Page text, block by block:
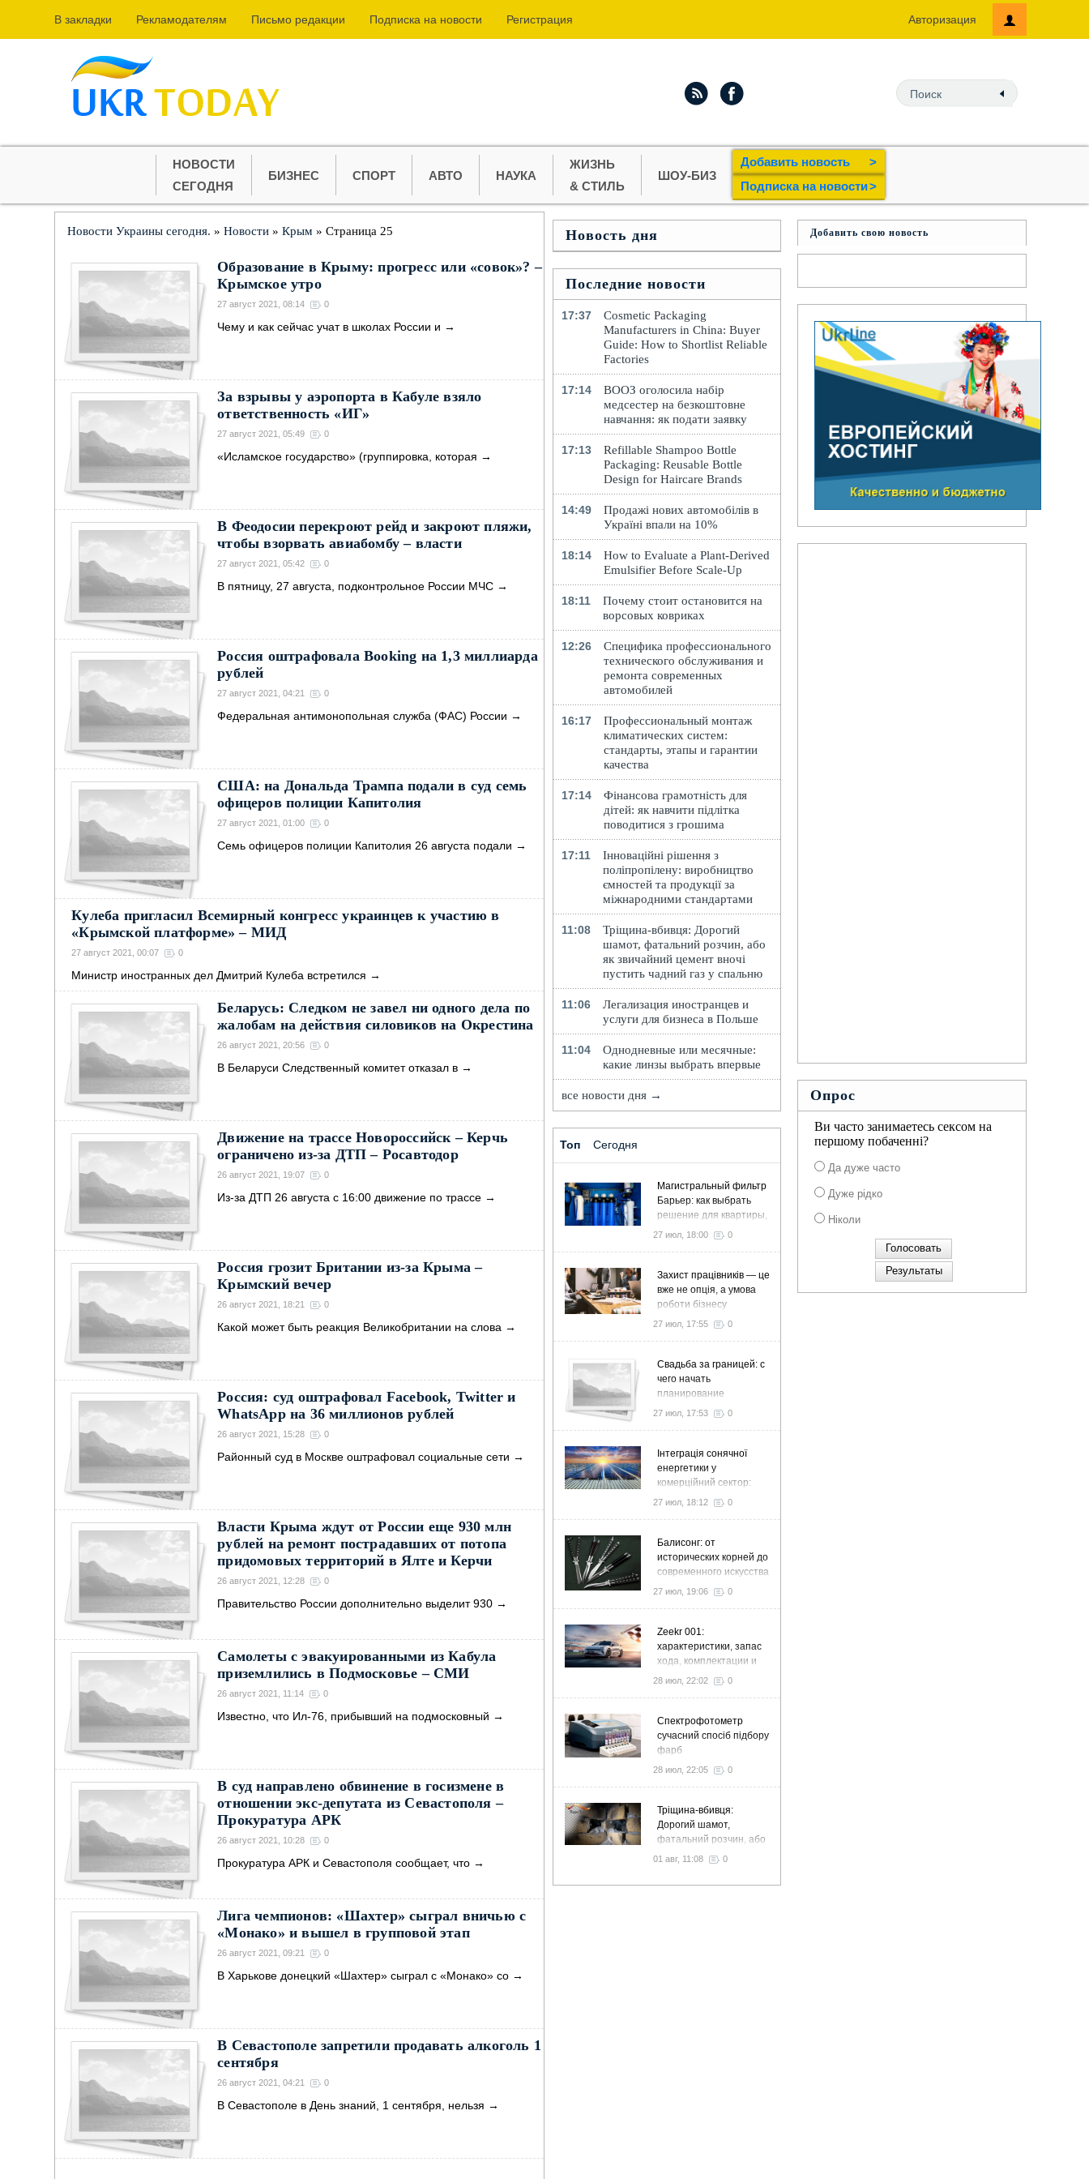
В закладки Рекламодателям Письмо редакции Подпиcка на новости Регистрация Авторизация
НОВОСТИ
СЕГОДНЯ
БИЗНЕС СПОРТ АВТО НАУКА
ЖИЗНЬ
& СТИЛЬ
ШОУ-БИЗ
Добавить новость
>
Подпиcка на новости>
Новости Украины сегодня. »Новости »Крым » Страница 25
Образование в Крыму: прогресс или «совок»? –
Крымское утро
27 август 2021, 08:14 0
Чему и как сейчас учат в школах России и →
За взрывы у аэропорта в Кабуле взяло
ответственность «ИГ»
27 август 2021, 05:49 0
«Исламское государство» (группировка, которая →
В Феодосии перекроют рейд и закроют пляжи,
чтобы взорвать авиабомбу – власти
27 август 2021, 05:42 0
В пятницу, 27 августа, подконтрольное России МЧС →
Россия оштрафовала Booking на 1,3 миллиарда
рублей
27 август 2021, 04:21 0
Федеральная антимонопольная служба (ФАС) России →
США: на Дональда Трампа подали в суд семь
офицеров полиции Капитолия
27 август 2021, 01:00 0
Семь офицеров полиции Капитолия 26 августа подали →
Кулеба пригласил Всемирный конгресс украинцев к участию в
«Крымской платформе» – МИД
27 август 2021, 00:07 0
Министр иностранных дел Дмитрий Кулеба встретился →
Беларусь: Следком не завел ни одного дела по
жалобам на действия силовиков на Окрестина
26 август 2021, 20:56 0
В Беларуси Следственный комитет отказал в →
Движение на трассе Новороссийск – Керчь
ограничено из-за ДТП – Росавтодор
26 август 2021, 19:07 0
Из-за ДТП 26 августа с 16:00 движение по трассе →
Россия грозит Британии из-за Крыма –
Крымский вечер
26 август 2021, 18:21 0
Какой может быть реакция Великобритании на слова →
Россия: суд оштрафовал Facebook, Twitter и
WhatsApp на 36 миллионов рублей
26 август 2021, 15:28 0
Районный суд в Москве оштрафовал социальные сети →
Власти Крыма ждут от России еще 930 млн
рублей на ремонт пострадавших от потопа
придомовых территорий в Ялте и Керчи
26 август 2021, 12:28 0
Правительство России дополнительно выделит 930 →
Самолеты с эвакуированными из Кабула
приземлились в Подмосковье – СМИ
26 август 2021, 11:14 0
Известно, что Ил-76, прибывший на подмосковный →
В суд направлено обвинение в госизмене в
отношении экс-депутата из Севастополя –
Прокуратура АРК
26 август 2021, 10:28 0
Прокуратура АРК и Севастополя сообщает, что →
Лига чемпионов: «Шахтер» сыграл вничью с
«Монако» и вышел в групповой этап
26 август 2021, 09:21 0
В Харькове донецкий «Шахтер» сыграл с «Монако» со →
В Севастополе запретили продавать алкоголь 1
сентября
26 август 2021, 04:21 0
В Севастополе в День знаний, 1 сентября, нельзя →
Новость дня
Последние новости
17:37
Cosmetic Packaging
Manufacturers in China: Buyer
Guide: How to Shortlist Reliable
Factories
17:14
ВООЗ оголосила набір
медсестер на безкоштовне
навчання: як подати заявку
17:13
Refillable Shampoo Bottle
Packaging: Reusable Bottle
Design for Haircare Brands
14:49
Продажі нових автомобілів в
Україні впали на 10%
18:14
How to Evaluate a Plant-Derived
Emulsifier Before Scale-Up
18:11
Почему стоит остановится на
ворсовых ковриках
12:26
Специфика профессионального
технического обслуживания и
ремонта современных
автомобилей
16:17
Профессиональный монтаж
климатических систем:
стандарты, этапы и гарантии
качества
17:14
Фінансова грамотність для
дітей: як навчити підлітка
поводитися з грошима
17:11
Інноваційні рішення з
поліпропілену: виробництво
ємностей та продукції за
міжнародними стандартами
11:08
Тріщина-вбивця: Дорогий
шамот, фатальний розчин, або
як звичайний цемент вночі
пустить чадний газ у спальню
11:06
Легализация иностранцев и
услуги для бизнеса в Польше
11:04
Однодневные или месячные:
какие линзы выбрать впервые
все новости дня →
Топ Сегодня
Магистральный фильтр
Барьер: как выбрать
решение для квартиры,
дома и коттеджа
27 июл, 18:00 0
Захист працівників — це
вже не опція, а умова
роботи бізнесу
27 июл, 17:55 0
Свадьба за границей: с
чего начать
планирование
27 июл, 17:53 0
Інтеграція сонячної
енергетики у
комерційний сектор:
стратегія розвитку та
27 июл, 18:12 0
Балисонг: от
исторических корней до
современного искусства
флиппинга
27 июл, 19:06 0
Zeekr 001:
характеристики, запас
хода, комплектации и
особенности
28 июл, 22:02 0
Спектрофотометр
сучасний спосіб підбору
фарб
28 июл, 22:05 0
Тріщина-вбивця:
Дорогий шамот,
фатальний розчин, або
як звичайний цемент
у спальню
01 авг, 11:08 0
Добавить свою новость
Опрос
Ви часто занимаетесь сексом на
першому побаченні?
Да дуже часто
Дуже рідко
Ніколи